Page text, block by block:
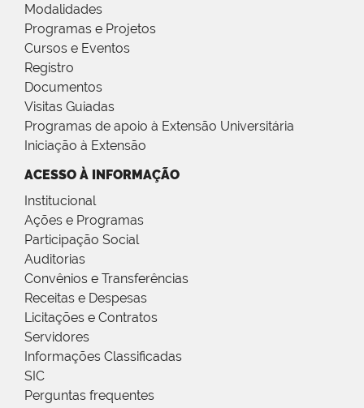
Modalidades
Programas e Projetos
Cursos e Eventos
Registro
Documentos
Visitas Guiadas
Programas de apoio à Extensão Universitária
Iniciação à Extensão
ACESSO À INFORMAÇÃO
Institucional
Ações e Programas
Participação Social
Auditorias
Convênios e Transferências
Receitas e Despesas
Licitações e Contratos
Servidores
Informações Classificadas
SIC
Perguntas frequentes